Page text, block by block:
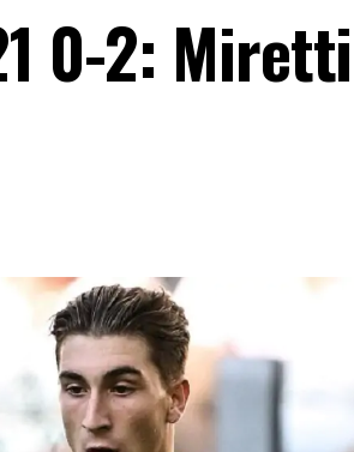
0-2: